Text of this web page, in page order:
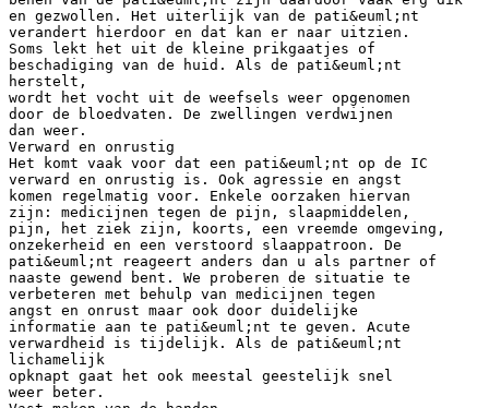
en gezwollen. Het uiterlijk van de pati&euml;nt
verandert hierdoor en dat kan er naar uitzien.
Soms lekt het uit de kleine prikgaatjes of
beschadiging van de huid. Als de pati&euml;nt
herstelt,
wordt het vocht uit de weefsels weer opgenomen
door de bloedvaten. De zwellingen verdwijnen
dan weer.
Verward en onrustig
Het komt vaak voor dat een pati&euml;nt op de IC
verward en onrustig is. Ook agressie en angst
komen regelmatig voor. Enkele oorzaken hiervan
zijn: medicijnen tegen de pijn, slaapmiddelen,
pijn, het ziek zijn, koorts, een vreemde omgeving,
onzekerheid en een verstoord slaappatroon. De
pati&euml;nt reageert anders dan u als partner of
naaste gewend bent. We proberen de situatie te
verbeteren met behulp van medicijnen tegen
angst en onrust maar ook door duidelijke
informatie aan te pati&euml;nt te geven. Acute
verwardheid is tijdelijk. Als de pati&euml;nt
lichamelijk
opknapt gaat het ook meestal geestelijk snel
weer beter.